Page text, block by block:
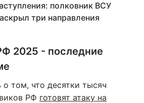
полковник ВСУ
три направления
2025 - последние
том, что десятки тысяч
РФ готовят атаку на